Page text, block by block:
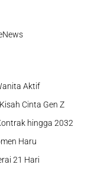
Aktif
Cinta Gen Z
hingga 2032
Haru
21 Hari